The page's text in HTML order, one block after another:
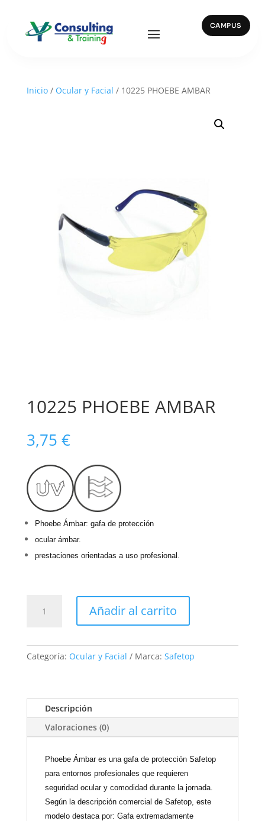
CAMPUS
Inicio/ Ocular y Facial / 10225 PHOEBE AMBAR
10225 PHOEBE AMBAR
3,75 €
Phoebe Ámbar: gafa de protección
ocular ámbar.
prestaciones orientadas a uso profesional.
PHOEBE
Añadir al carrito
Categoría: Ocular y Facial Marca: Safetop
Descripción
Valoraciones (0)
Phoebe Ámbar es una gafa de protección Safetop
para entornos profesionales que requieren
seguridad ocular y comodidad durante la jornada.
Según la descripción comercial de Safetop, este
modelo destaca por: Gafa extremadamente